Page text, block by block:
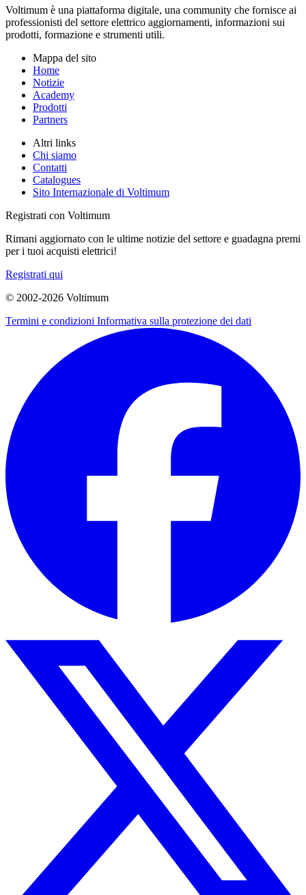
Voltimum è una piattaforma digitale, una community che fornisce ai
professionisti del settore elettrico aggiornamenti, informazioni sui
prodotti, formazione e strumenti utili.
Mappa del sito
Home
Notizie
Academy
Prodotti
Partners
Altri links
Chi siamo
Contatti
Catalogues
Sito Internazionale di Voltimum
Registrati con Voltimum
Rimani aggiornato con le ultime notizie del settore e guadagna premi
per i tuoi acquisti elettrici!
Registrati qui
© 2002-2026 Voltimum
Termini e condizioni Informativa sulla protezione dei dati